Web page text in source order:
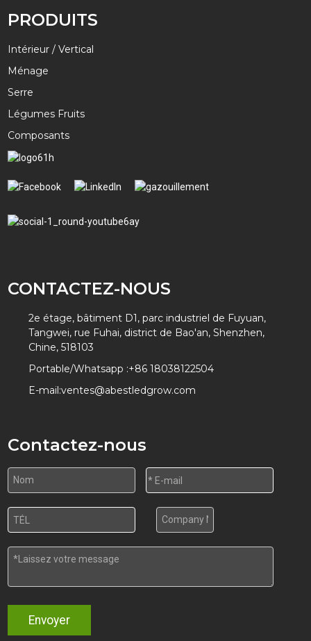
PRODUITS
Intérieur / Vertical
Ménage
Serre
Légumes Fruits
Composants
CONTACTEZ-NOUS
2e étage, bâtiment D1, parc industriel de Fuyuan,
Tangwei, rue Fuhai, district de Bao'an, Shenzhen,
Chine, 518103
Portable/Whatsapp :+86 18038122504
E-mail:ventes@abestledgrow.com
Contactez-nous
Envoyer